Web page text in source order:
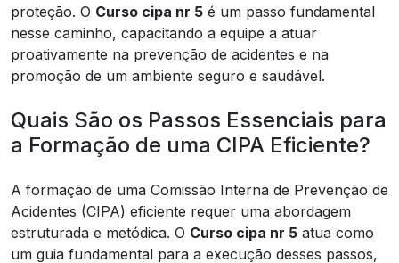
proteção. O Curso cipa nr 5 é um passo fundamental
nesse caminho, capacitando a equipe a atuar
proativamente na prevenção de acidentes e na
promoção de um ambiente seguro e saudável.
Quais São os Passos Essenciais para
a Formação de uma CIPA Eficiente?
A formação de uma Comissão Interna de Prevenção de
Acidentes (CIPA) eficiente requer uma abordagem
estruturada e metódica. O Curso cipa nr 5 atua como
um guia fundamental para a execução desses passos,